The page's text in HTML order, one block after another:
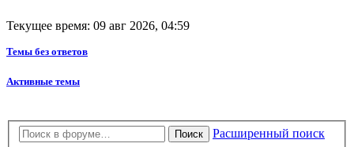
Текущее время: 09 авг 2026, 04:59
Темы без ответов
Активные темы
Поиск Расширенный поиск